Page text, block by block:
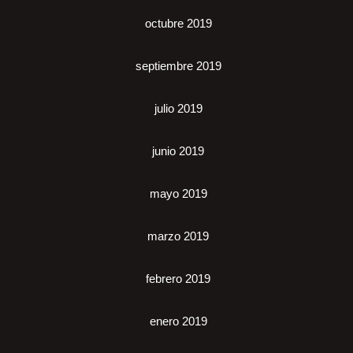
octubre 2019
septiembre 2019
julio 2019
junio 2019
mayo 2019
marzo 2019
febrero 2019
enero 2019